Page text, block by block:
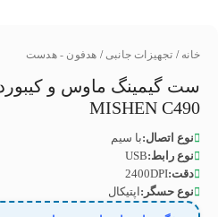
خانه / تجهیزات جانبی/ هدفون - هدست
ست گیمینگ ماوس و
MISHEN C490
نوع اتصال:با سیم
نوع رابط:USB
دقت:2400DPI
نوع حسگر: اپتیکال